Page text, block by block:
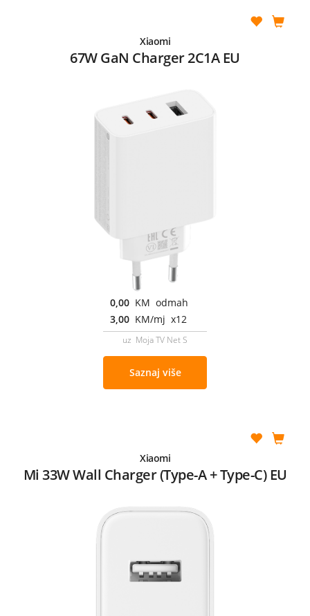
Xiaomi
67W GaN Charger 2C1A EU
0,00 KM odmah
3,00 KM/mj x12
uz Moja TV Net S
Saznaj više
Xiaomi
Mi 33W Wall Charger (Type-A + Type-C) EU